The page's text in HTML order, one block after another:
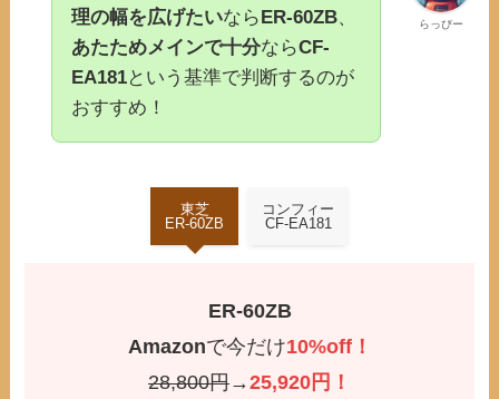
らっぴー
理の幅を広げたいなら ER-60ZB、
あたためメインで十分ならCF-
EA181という基準で判断するのが
おすすめ！
東芝
ER-60ZB
コンフィー
CF-EA181
ER-60ZB
Amazonで今だけ10%off！
28,800円→25,920円！